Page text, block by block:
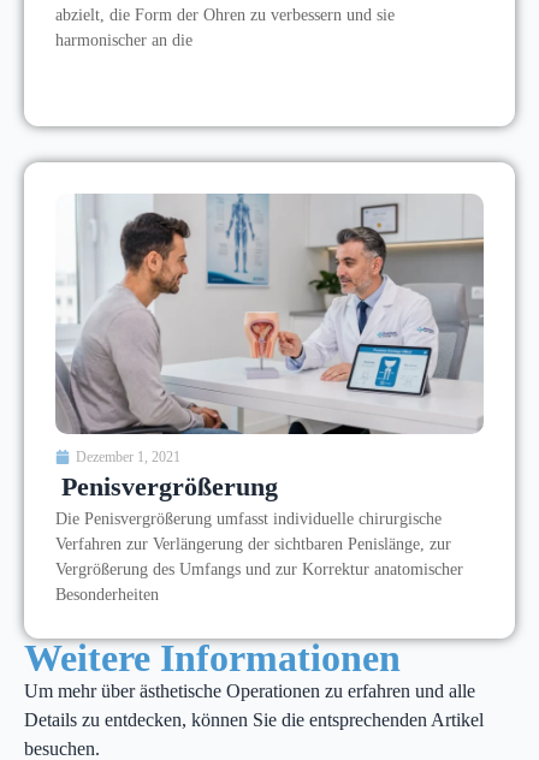
abzielt, die Form der Ohren zu verbessern und sie
harmonischer an die
Dezember 1, 2021
Penisvergrößerung
Die Penisvergrößerung umfasst individuelle chirurgische
Verfahren zur Verlängerung der sichtbaren Penislänge, zur
Vergrößerung des Umfangs und zur Korrektur anatomischer
Besonderheiten
Weitere Informationen
Um mehr über ästhetische Operationen zu erfahren und alle
Details zu entdecken, können Sie die entsprechenden Artikel
besuchen.